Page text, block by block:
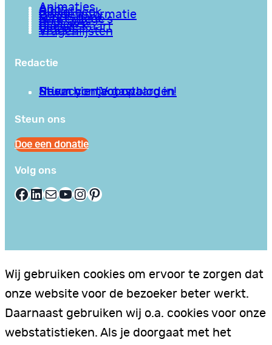
Animaties
Apps
Bibliotheek
Goede informatie
Kennisbank
Mini college’s
Podcasts
Reviews
Sociale Kaart
Video’s
Vragenlijsten
Redactie
Privacy en Voorwaarden
Stuur hier je gastblog in!
Neem contact op
Steun ons
Doe een donatie
Volg ons
Facebook LinkedIn E-mail YouTube InstagramPinterest
Wij gebruiken cookies om ervoor te zorgen dat
onze website voor de bezoeker beter werkt.
Daarnaast gebruiken wij o.a. cookies voor onze
webstatistieken. Als je doorgaat met het